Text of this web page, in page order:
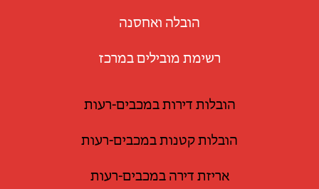
הובלה ואחסנה
רשימת מובילים במרכז
הובלות דירות במכבים-רעות
הובלות קטנות במכבים-רעות
אריזת דירה במכבים-רעות